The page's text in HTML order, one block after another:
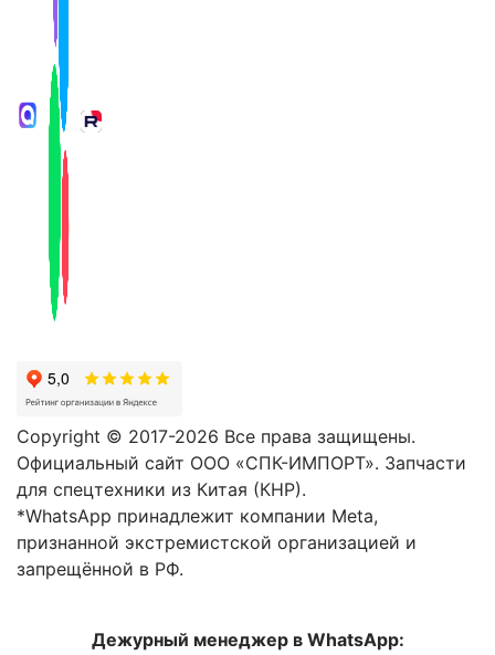
Copyright © 2017-2026 Все права защищены.
Официальный сайт ООО «СПК-ИМПОРТ». Запчасти
для спецтехники из Китая (КНР).
*WhatsApp принадлежит компании Meta,
признанной экстремистской организацией и
запрещённой в РФ.
Дежурный менеджер в WhatsApp: